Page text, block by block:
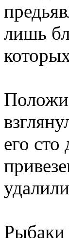
лишь
его
Рыбаки